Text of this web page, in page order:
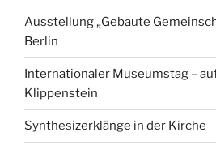
Ausstellung „Gebaute
Berlin
Internationaler Museumstag –
Klippenstein
Synthesizerklänge in der Kirche